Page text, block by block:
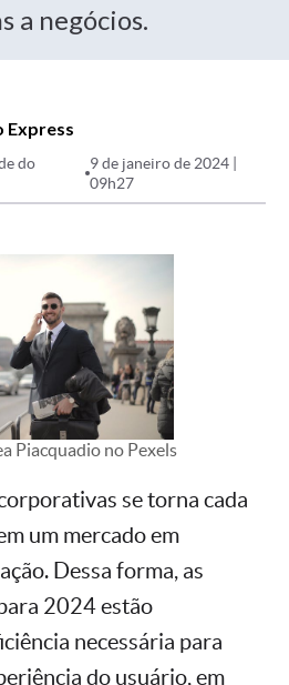
a negócios.
Express
do
9 de janeiro de 2024 |
09h27
Piacquadio no Pexels
se torna cada
um mercado em
Dessa forma, as
2024 estão
necessária para
do usuário, em